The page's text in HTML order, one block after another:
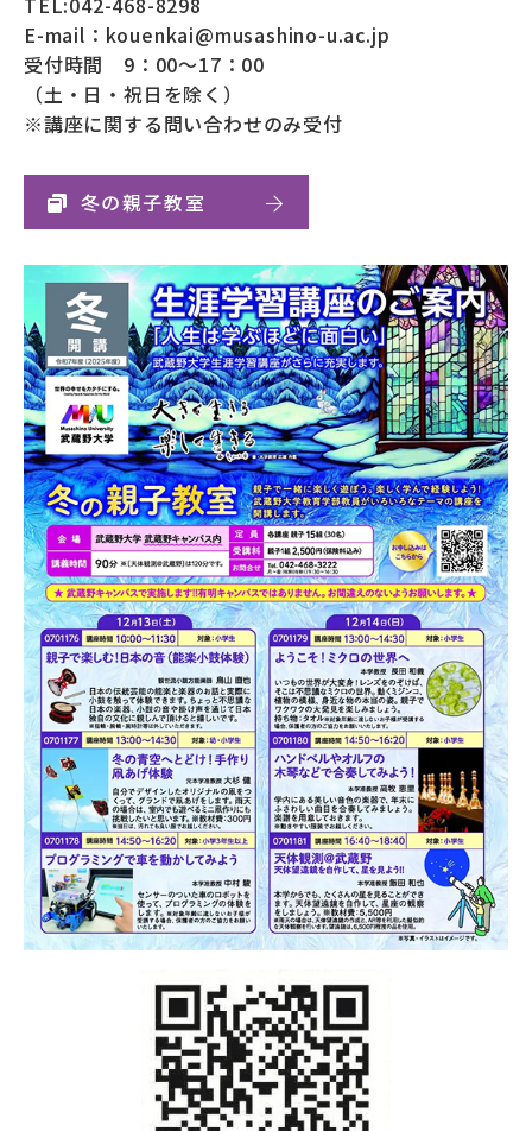
E-mail：kouenkai@musashino-u.ac.jp
受付時間 9：00～17：00
（土・日・祝日を除く）
※講座に関する問い合わせのみ受付
冬の親子教室